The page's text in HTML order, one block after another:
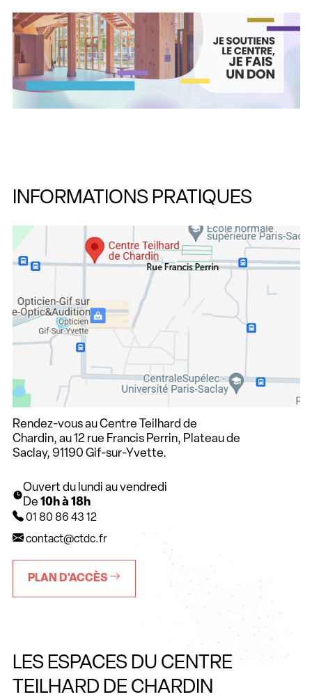
INFORMATIONS PRATIQUES
Rendez-vous au Centre Teilhard de
Chardin, au 12 rue Francis Perrin, Plateau de
Saclay, 91190 Gif-sur-Yvette.
Ouvert du lundi au vendredi
De 10h à 18h
01 80 86 43 12
contact@ctdc.fr
PLAN D'ACCÈS
LES ESPACES DU CENTRE
TEILHARD DE CHARDIN